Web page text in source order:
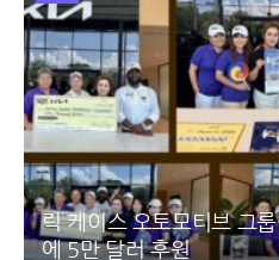
릭 케이스 오토모티브 그
에 5만 달러 후원